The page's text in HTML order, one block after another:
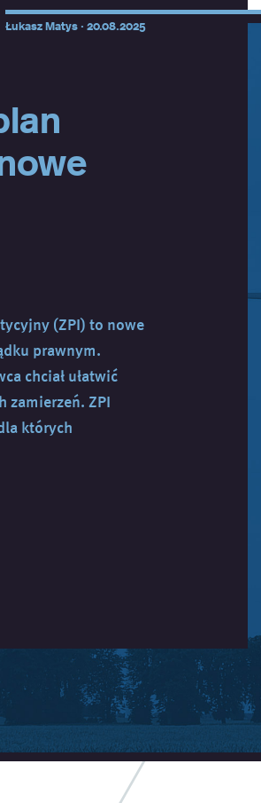
Łukasz Matys · 20.08.2025
(ZPI) to nowe
prawnym.
chciał ułatwić
zamierzeń. ZPI
których